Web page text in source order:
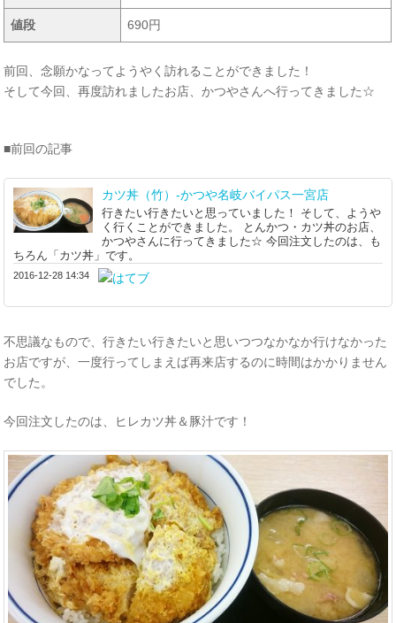
値段 690円
前回、念願かなってようやく訪れることができました！
そして今回、再度訪れましたお店、かつやさんへ行ってきました☆
■前回の記事
カツ丼（竹）-かつや名岐バイパス一宮店
行きたい行きたいと思っていました！ そして、ようや
く行くことができました。 とんかつ・カツ丼のお店、
かつやさんに行ってきました☆ 今回注文したのは、も
ちろん「カツ丼」です。
2016-12-28 14:34
不思議なもので、行きたい行きたいと思いつつなかなか行けなかった
お店ですが、一度行ってしまえば再来店するのに時間はかかりません
でした。
今回注文したのは、ヒレカツ丼＆豚汁です！